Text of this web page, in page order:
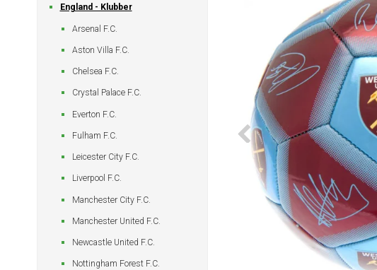
England - Klubber
Arsenal F.C.
Aston Villa F.C.
Chelsea F.C.
Crystal Palace F.C.
Everton F.C.
Fulham F.C.
Leicester City F.C.
Liverpool F.C.
Manchester City F.C.
Manchester United F.C.
Newcastle United F.C.
Nottingham Forest F.C.